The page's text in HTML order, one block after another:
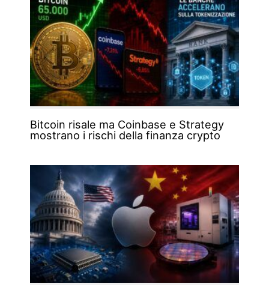
Bitcoin risale ma Coinbase e Strategy
mostrano i rischi della finanza crypto